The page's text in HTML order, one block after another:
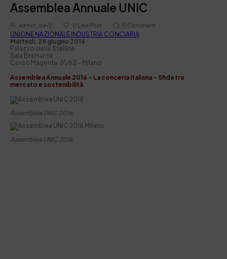
Assemblea Annuale UNIC
admin_dev2 0 Like Post 0 Comment
UNIONE NAZIONALE INDUSTRIA CONCIARIA
Martedì, 28 giugno 2016
Palazzo delle Stelline
Sala Bramante
Corso Magenta, 61/63 – Milano
Assemblea Annuale 2016 – La conceria italiana – Sfida tra
mercato e sostenibilità
Assemblea UNIC 2016
Assemblea UNIC 2016